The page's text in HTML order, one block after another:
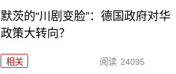
默茨的“川剧变脸”：德国政府对华
政策大转向？
相关 阅读 24095